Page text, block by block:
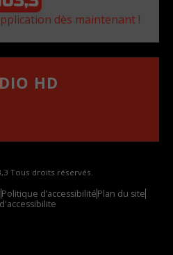
dès maintenant !
HD
Tous droits réservés.
Politique d’accessibilitéPlan du site